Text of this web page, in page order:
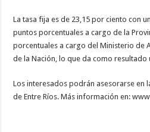
La tasa fija es de 23,15 por ciento con
puntos porcentuales a cargo de la
porcentuales a cargo del Ministerio de
de la Nación, lo que da como resultado
Los interesados podrán asesorarse en
de Entre Ríos. Más información en: